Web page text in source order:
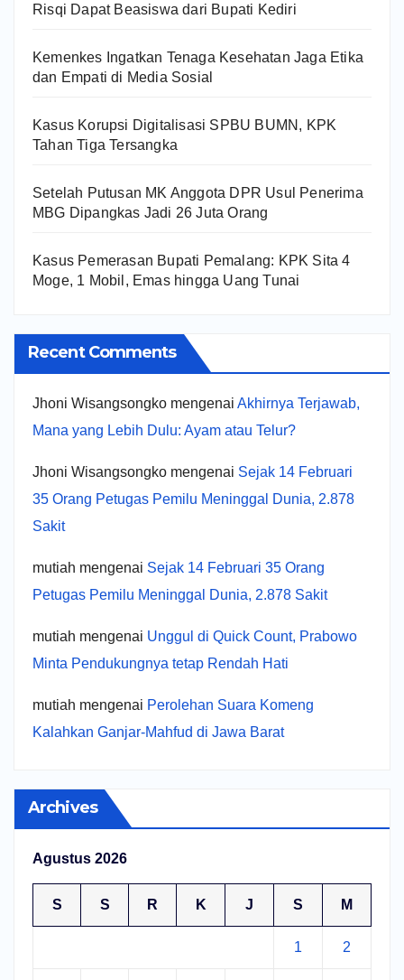
Risqi Dapat Beasiswa dari Bupati Kediri
Kemenkes Ingatkan Tenaga Kesehatan Jaga Etika
dan Empati di Media Sosial
Kasus Korupsi Digitalisasi SPBU BUMN, KPK
Tahan Tiga Tersangka
Setelah Putusan MK Anggota DPR Usul Penerima
MBG Dipangkas Jadi 26 Juta Orang
Kasus Pemerasan Bupati Pemalang: KPK Sita 4
Moge, 1 Mobil, Emas hingga Uang Tunai
Recent Comments
Jhoni Wisangsongko mengenai Akhirnya Terjawab,
Mana yang Lebih Dulu: Ayam atau Telur?
Jhoni Wisangsongko mengenai Sejak 14 Februari
35 Orang Petugas Pemilu Meninggal Dunia, 2.878
Sakit
mutiah mengenai Sejak 14 Februari 35 Orang
Petugas Pemilu Meninggal Dunia, 2.878 Sakit
mutiah mengenai Unggul di Quick Count, Prabowo
Minta Pendukungnya tetap Rendah Hati
mutiah mengenai Perolehan Suara Komeng
Kalahkan Ganjar-Mahfud di Jawa Barat
Archives
Agustus 2026
S S R K J S M
1 2